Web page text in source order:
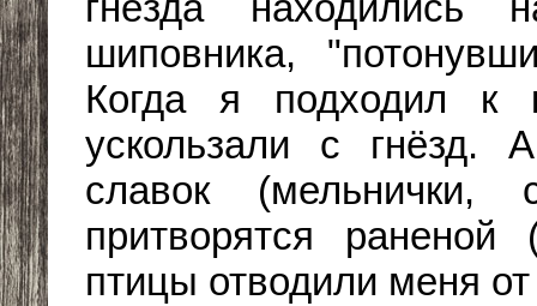
шиповника,
Когда я подходил к
ускользали с гнёзд.
славок (мельнички,
притворятся
птицы отводили меня от